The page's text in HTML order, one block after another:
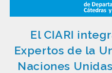
El CIARI
Expertos de la
Naciones